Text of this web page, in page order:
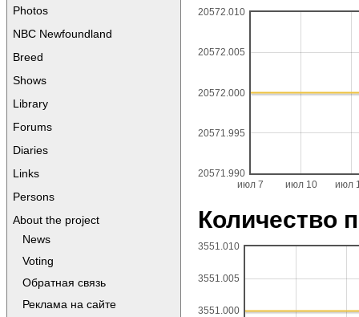
Photos
NBC Newfoundland
Breed
Shows
Library
Forums
Diaries
Links
Persons
About the project
News
Voting
Обратная связь
Реклама на сайте
июл 7 июл 10 июл
20571.990
20571.995
20572.000
20572.005
20572.010
Количество
3551.000
3551.005
3551.010